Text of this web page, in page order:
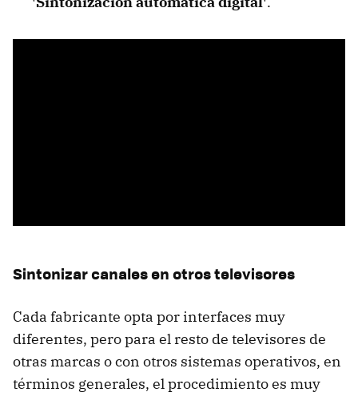
Sintonizar canales en otros televisores
Cada fabricante opta por interfaces muy
diferentes, pero para el resto de televisores de
otras marcas o con otros sistemas operativos, en
términos generales, el procedimiento es muy